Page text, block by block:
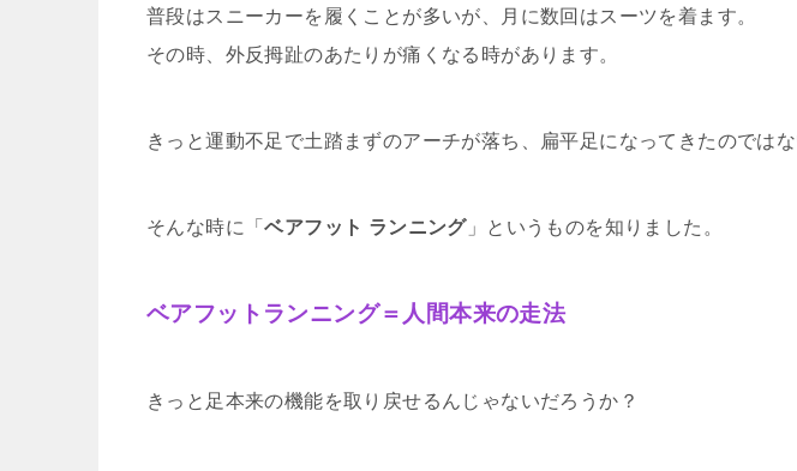
普段はスニーカーを履くことが多いが、月に数回はスーツを着ます。
その時、外反拇趾のあたりが痛くなる時があります。
きっと運動不足で土踏まずのアーチが落ち、扁平足になってきたのではな
そんな時に「ベアフット ランニング」というものを知りました。
ベアフットランニング＝人間本来の走法
きっと足本来の機能を取り戻せるんじゃないだろうか？